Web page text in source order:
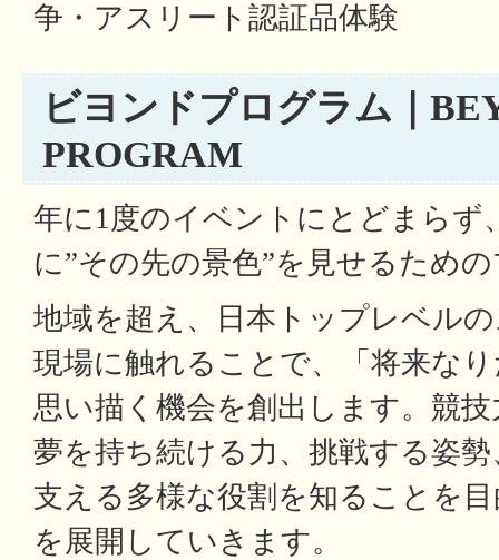
争・アスリート認証品体験
ビヨンドプログラム｜
PROGRAM
年に1度のイベントにとどまらず
に”その先の景色”を見せるため
地域を超え、日本トップレベル
現場に触れることで、「将来な
思い描く機会を創出します。競
夢を持ち続ける力、挑戦する姿
支える多様な役割を知ることを
を展開していきます。